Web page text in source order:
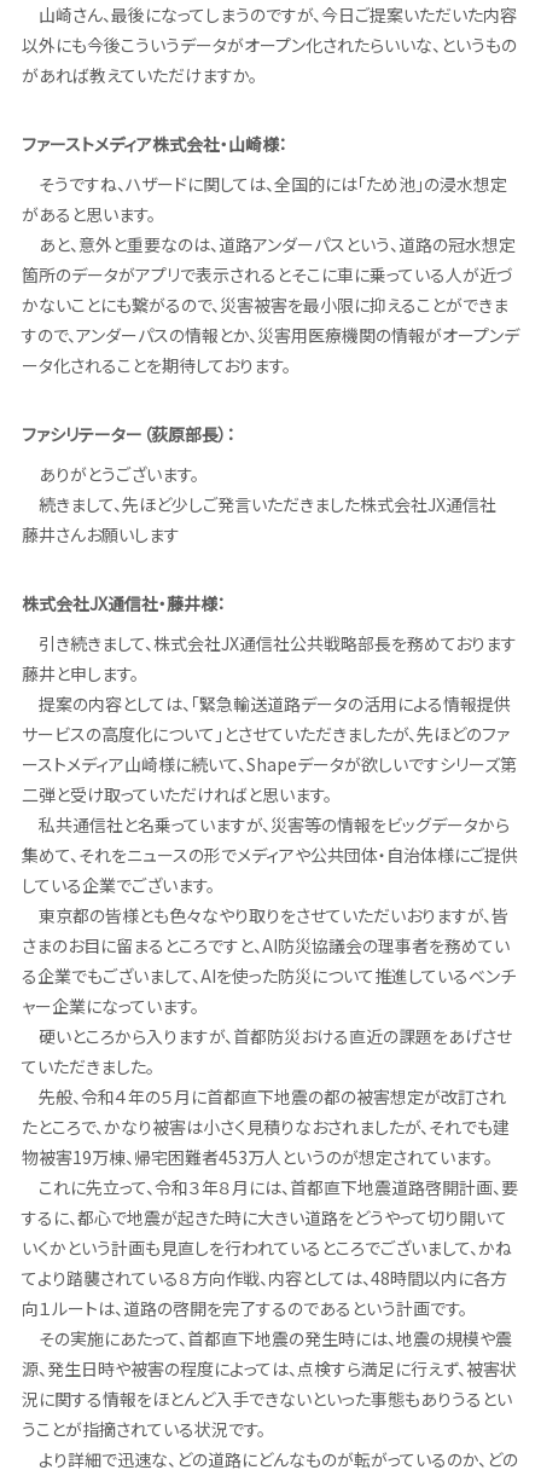
山崎さん、最後になってしまうのですが、今日ご提案いただいた内容
以外にも今後こういうデータがオープン化されたらいいな、というもの
があれば教えていただけますか。
ファーストメディア株式会社・山崎様：
そうですね、ハザードに関しては、全国的には「ため池」の浸水想定
があると思います。
あと、意外と重要なのは、道路アンダーパスという、道路の冠水想定
箇所のデータがアプリで表示されるとそこに車に乗っている人が近づ
かないことにも繋がるので、災害被害を最小限に抑えることができま
すので、アンダーパスの情報とか、災害用医療機関の情報がオープンデ
ータ化されることを期待しております。
ファシリテーター（荻原部長）：
ありがとうございます。
続きまして、先ほど少しご発言いただきました株式会社JX通信社
藤井さんお願いします
株式会社JX通信社・藤井様：
引き続きまして、株式会社JX通信社公共戦略部長を務めております
藤井と申します。
提案の内容としては、「緊急輸送道路データの活用による情報提供
サービスの高度化について」とさせていただきましたが、先ほどのファ
ーストメディア山崎様に続いて、Shapeデータが欲しいですシリーズ第
二弾と受け取っていただければと思います。
私共通信社と名乗っていますが、災害等の情報をビッグデータから
集めて、それをニュースの形でメディアや公共団体・自治体様にご提供
している企業でございます。
東京都の皆様とも色々なやり取りをさせていただいおりますが、皆
さまのお目に留まるところですと、AI防災協議会の理事者を務めてい
る企業でもございまして、AIを使った防災について推進しているベンチ
ャー企業になっています。
硬いところから入りますが、首都防災おける直近の課題をあげさせ
ていただきました。
先般、令和４年の５月に首都直下地震の都の被害想定が改訂され
たところで、かなり被害は小さく見積りなおされましたが、それでも建
物被害19万棟、帰宅困難者453万人というのが想定されています。
これに先立って、令和３年８月には、首都直下地震道路啓開計画、要
するに、都心で地震が起きた時に大きい道路をどうやって切り開いて
いくかという計画も見直しを行われているところでございまして、かね
てより踏襲されている８方向作戦、内容としては、48時間以内に各方
向１ルートは、道路の啓開を完了するのであるという計画です。
その実施にあたって、首都直下地震の発生時には、地震の規模や震
源、発生日時や被害の程度によっては、点検すら満足に行えず、被害状
況に関する情報をほとんど入手できないといった事態もありうるとい
うことが指摘されている状況です。
より詳細で迅速な、どの道路にどんなものが転がっているのか、どの